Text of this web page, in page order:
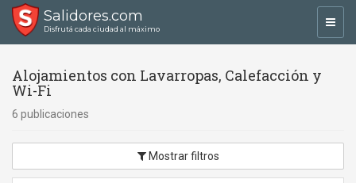
Salidores.com
Disfrutá cada ciudad al máximo
Alojamientos con Lavarropas, Calefacción y
Wi-Fi
6 publicaciones
Mostrar filtros